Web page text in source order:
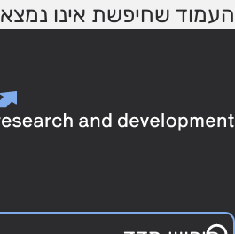
העמוד שחיפשת אינו נמצא